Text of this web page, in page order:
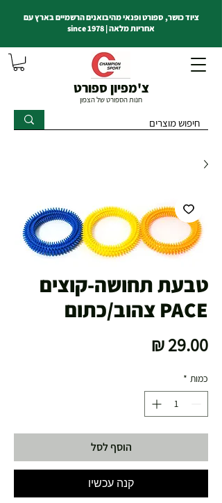
צ'מפיון ספורט
חנות הספורט של הצפון
ציוד כושר, ספורט ופנאי מהיבואנים הרשמיים בארץ עם
אחריות מלאה | since 1978
טבעת תחושה-קוצים
PACE צהוב/כתום
כמות *
הוסף לסל
קנה עכשיו